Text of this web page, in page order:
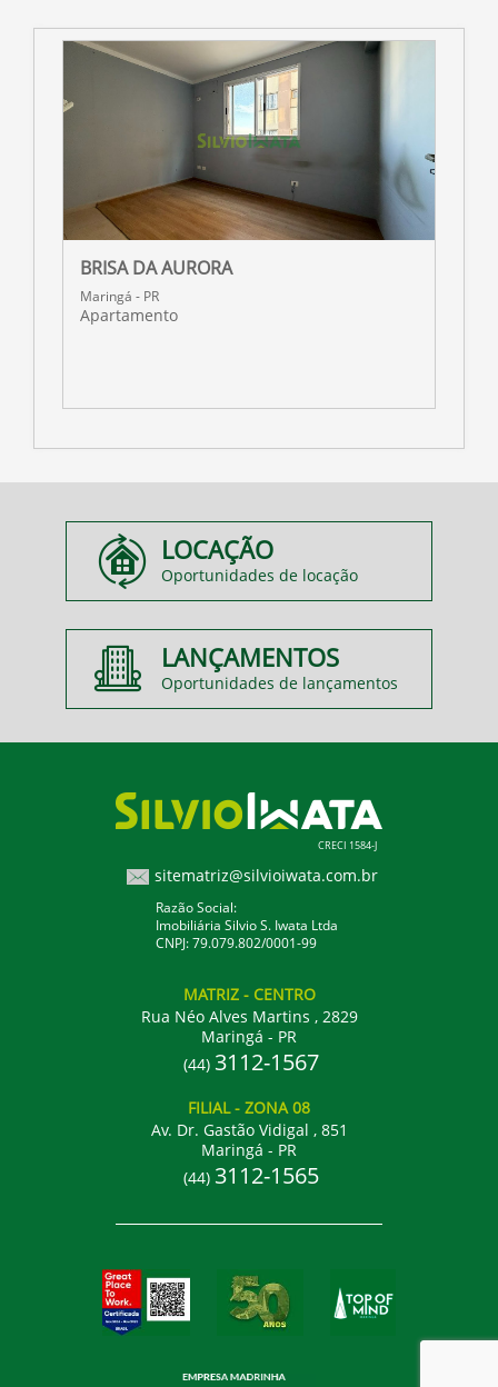
BRISA DA AURORA
Maringá - PR
Apartamento
LOCAÇÃO
Oportunidades de locação
LANÇAMENTOS
Oportunidades de lançamentos
CRECI 1584-J
sitematriz@silvioiwata.com.br
Razão Social:
Imobiliária Silvio S. Iwata Ltda
CNPJ: 79.079.802/0001-99
MATRIZ - CENTRO
Rua Néo Alves Martins , 2829
Maringá - PR
(44) 3112-1567
FILIAL- ZONA 08
Av. Dr. Gastão Vidigal , 851
Maringá - PR
(44) 3112-1565